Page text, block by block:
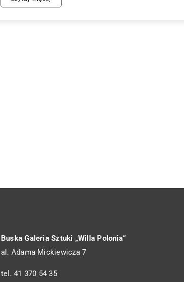
Buska Galeria Sztuki „Willa Polonia”
al. Adama Mickiewicza 7
tel. 41 370 54 35